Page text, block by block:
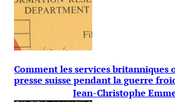
Comment les services britanniques
presse suisse pendant la guerre
Jean-Christophe